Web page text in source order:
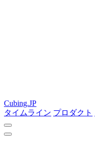
Cubing.JP
タイムライン プロダクト